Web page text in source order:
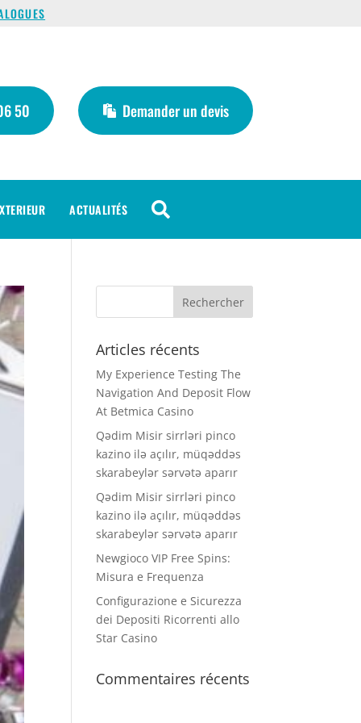
50 Demander un devis
ACTUALITÉS 
Articles récents
My Experience Testing The
Navigation And Deposit Flow
At Betmica Casino
Qədim Misir sirrləri pinco
kazino ilə açılır, müqəddəs
skarabeylər sərvətə aparır
Qədim Misir sirrləri pinco
kazino ilə açılır, müqəddəs
skarabeylər sərvətə aparır
Newgioco VIP Free Spins:
Misura e Frequenza
Configurazione e Sicurezza
dei Depositi Ricorrenti allo
Star Casino
Commentaires récents